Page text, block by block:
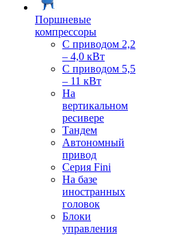
Поршневые
компрессоры
С приводом 2,2
– 4,0 кВт
С приводом 5,5
– 11 кВт
На
вертикальном
ресивере
Тандем
Автономный
привод
Серия Fini
На базе
иностранных
головок
Блоки
управления